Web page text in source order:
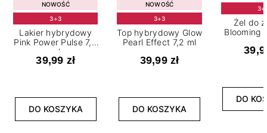
NOWOŚĆ
3+3
Lakier hybrydowy
Pink Power Pulse 7,2
ml
39,99 zł
DO KOSZYKA
NOWOŚĆ
3+3
Top hybrydowy Glow
Pearl Effect 7,2 ml
39,99 zł
DO KOSZYKA
Żel do
Blooming
DO